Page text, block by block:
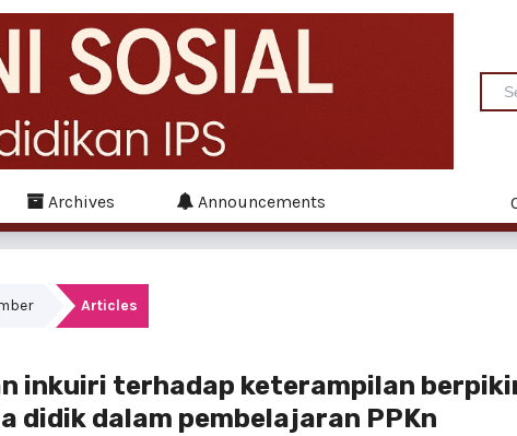
Archives Announcements
Articles
inkuiri terhadap keterampilan
didik dalam pembelajaran PPKn